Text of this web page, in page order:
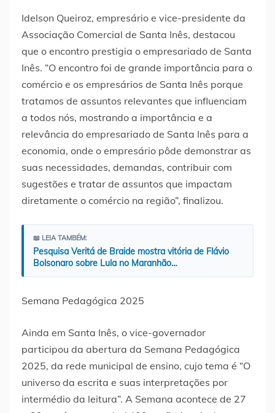
Idelson Queiroz, empresário e vice-presidente da
Associação Comercial de Santa Inês, destacou
que o encontro prestigia o empresariado de Santa
Inês. “O encontro foi de grande importância para o
comércio e os empresários de Santa Inês porque
tratamos de assuntos relevantes que influenciam
a todos nós, mostrando a importância e a
relevância do empresariado de Santa Inês para a
economia, onde o empresário pôde demonstrar as
suas necessidades, demandas, contribuir com
sugestões e tratar de assuntos que impactam
diretamente o comércio na região”, finalizou.
📖 LEIA TAMBÉM:
Pesquisa Veritá de Braide mostra vitória de Flávio
Bolsonaro sobre Lula no Maranhão…
Semana Pedagógica 2025
Ainda em Santa Inês, o vice-governador
participou da abertura da Semana Pedagógica
2025, da rede municipal de ensino, cujo tema é “O
universo da escrita e suas interpretações por
intermédio da leitura”. A Semana acontece de 27